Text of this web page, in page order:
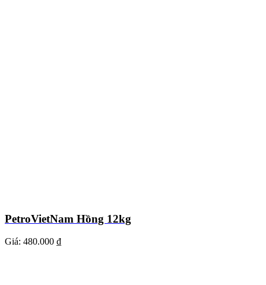
PetroVietNam Hồng 12kg
Giá: 480.000 ₫